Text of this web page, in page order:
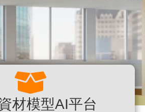
材模型AI平台